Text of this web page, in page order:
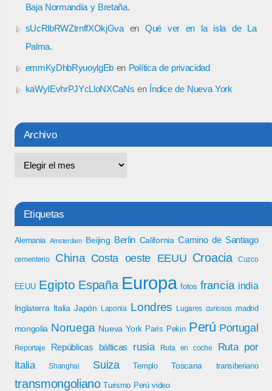
Baja Normandía y Bretaña.
sUcRlbRWZtrnffXOkjGvaen Qué ver en la isla de La
Palma.
emmKyDhbRyuoylgEb en Política de privacidad
kaWyIEvhrPJYcLloNXCaNs en Índice de Nueva York
Archivo
Etiquetas
Alemania Amsterdam Beijing Berlin California Camino de Santiago
cementerio China Costa oeste EEUU Croacia Cuzco
EEUU Egipto España Europa fotos francia india
Inglaterra Italia Japón Laponia Londres Lugares curiosos madrid
mongolia Noruega Nueva York París Pekin Perú Portugal
Reportaje Repúblicas bálticas rusia Ruta en coche
Ruta por
Italia
Shanghai Suiza Templo Toscana transiberiano
transmongoliano Turismo Perú video